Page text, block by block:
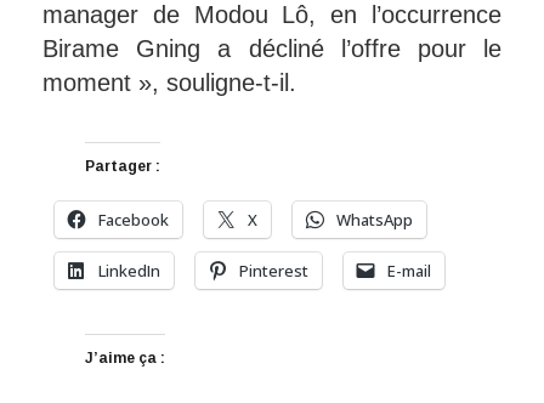
manager de Modou Lô, en l’occurrence
Birame Gning a décliné l’offre pour le
moment », souligne-t-il.
Partager :
Facebook X WhatsApp
LinkedIn Pinterest E-mail
J’aime ça :